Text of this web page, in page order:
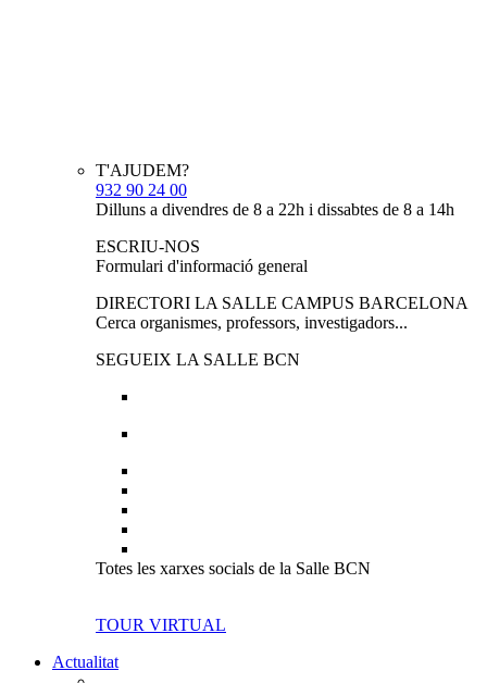
T'AJUDEM?
932 90 24 00
Dilluns a divendres de 8 a 22h i dissabtes de 8 a 14h
ESCRIU-NOS
Formulari d'informació general
DIRECTORI LA SALLE CAMPUS BARCELONA
Cerca organismes, professors, investigadors...
SEGUEIX LA SALLE BCN
Totes les xarxes socials de la Salle BCN
TOUR VIRTUAL
Actualitat